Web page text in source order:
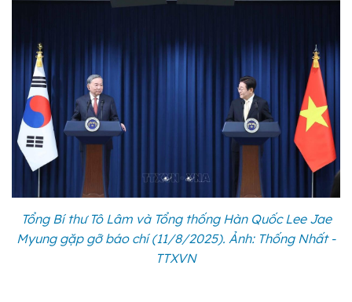
Tổng Bí thư Tô Lâm và Tổng thống Hàn Quốc Lee Jae
Myung gặp gỡ báo chí (11/8/2025). Ảnh: Thống Nhất -
TTXVN